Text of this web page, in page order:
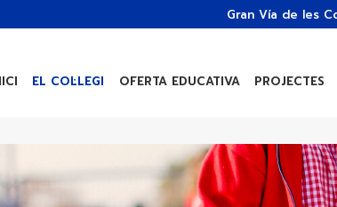
Gran Vía de les
EL COL·LEGI OFERTA EDUCATIVA PROJECTES